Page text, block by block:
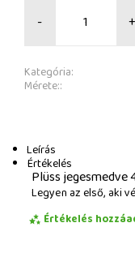
- +
Kategória:
Mérete::
Leírás
Értékelés
Plüss jegesmedve
Legyen az első, aki
Értékelés